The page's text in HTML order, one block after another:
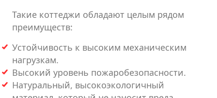
Такие коттеджи обладают целым рядом
преимуществ:
Устойчивость к высоким механическим
нагрузкам.
Высокий уровень пожаробезопасности.
Натуральный, высокоэкологичный